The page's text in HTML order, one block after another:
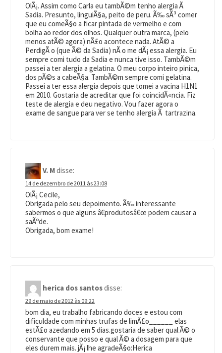
OlÃ¡. Assim como Carla eu tambÃ©m tenho alergia Ã
Sadia. Presunto, linguiÃ§a, peito de peru. Ã‰ sÃ³ comer
que eu comeÃ§o a ficar pintada de vermelho e com
bolha ao redor dos olhos. Qualquer outra marca, (pelo
menos atÃ© agora) nÃ£o acontece nada. AtÃ© a
PerdigÃ o (que Ã© da Sadia) nÃ o me dÃ¡ essa alergia. Eu
sempre comi tudo da Sadia e nunca tive isso. TambÃ©m
passei a ter alergia a gelatina. O meu corpo inteiro pinica,
dos pÃ©s a cabeÃ§a. TambÃ©m sempre comi gelatina.
Passei a ter essa alergia depois que tomei a vacina H1N1
em 2010. Gostaria de acreditar que foi coincidÃ«ncia. Fiz
teste de alergia e deu negativo. Vou fazer agora o
exame de sangue para ver se tenho alergia Ã tartrazina.
V. Mdisse:
14 de dezembro de 2011 às 23:08
OlÃ¡ Cecile,
Obrigada pelo seu depoimento. Ã‰ interessante
sabermos o que alguns â€produtosâ€œ podem causar a
saÃºde.
Obrigada, bom exame!
herica dos santosdisse:
29 de maio de 2012 às 09:22
bom dia, eu trabalho fabricando doces e estou com
dificuldade com minhas trufas de limÃ£o______ elas
estÃ£o azedando em 5 dias.gostaria de saber qual Ã© o
conservante que posso e qual Ã© a dosagem para que
eles durem mais. jÃ¡ lhe agradeÃ§o:Herica